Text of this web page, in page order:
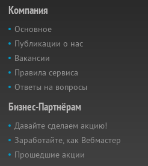
Компания
Основное
Публикации о нас
Вакансии
Правила сервиса
Ответы на вопросы
Бизнес-Партнёрам
Давайте сделаем акцию!
Заработайте, как Вебмастер
Прошедшие акции